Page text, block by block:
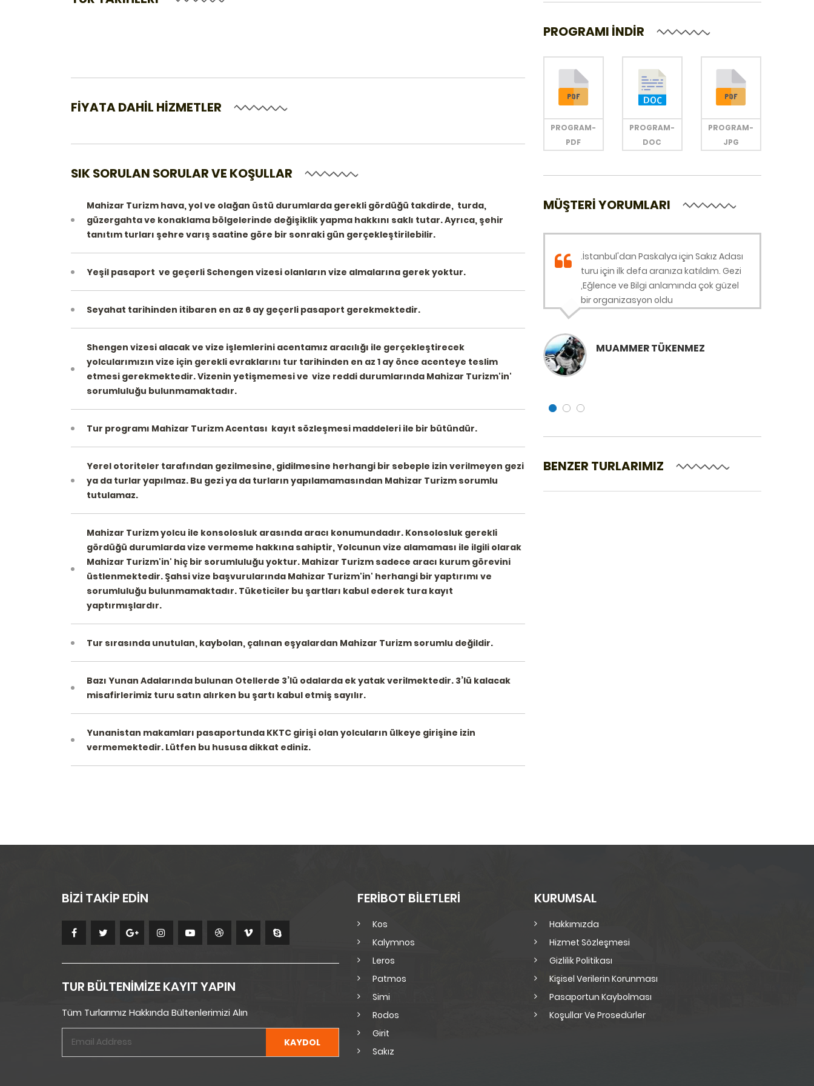
FİYATA DAHİL HİZMETLER
SIK SORULAN SORULAR VE KOŞULLAR
Mahizar Turizm hava, yol ve olağan üstü durumlarda gerekli gördüğü takdirde, turda,
güzergahta ve konaklama bölgelerinde değişiklik yapma hakkını saklı tutar. Ayrıca, şehir
tanıtım turları şehre varış saatine göre bir sonraki gün gerçekleştirilebilir.
Yeşil pasaport ve geçerli Schengen vizesi olanların vize almalarına gerek yoktur.
Seyahat tarihinden itibaren en az 6 ay geçerli pasaport gerekmektedir.
Shengen vizesi alacak ve vize işlemlerini acentamız aracılığı ile gerçekleştirecek
yolcularımızın vize için gerekli evraklarını tur tarihinden en az 1 ay önce acenteye teslim
etmesi gerekmektedir. Vizenin yetişmemesi ve vize reddi durumlarında Mahizar Turizm'in'
sorumluluğu bulunmamaktadır.
Tur programı Mahizar Turizm Acentası kayıt sözleşmesi maddeleri ile bir bütündür.
Yerel otoriteler tarafından gezilmesine, gidilmesine herhangi bir sebeple izin verilmeyen gezi
ya da turlar yapılmaz. Bu gezi ya da turların yapılamamasından Mahizar Turizm sorumlu
tutulamaz.
Mahizar Turizm yolcu ile konsolosluk arasında aracı konumundadır. Konsolosluk gerekli
gördüğü durumlarda vize vermeme hakkına sahiptir, Yolcunun vize alamaması ile ilgili olarak
Mahizar Turizm'in' hiç bir sorumluluğu yoktur. Mahizar Turizm sadece aracı kurum görevini
üstlenmektedir. Şahsi vize başvurularında Mahizar Turizm'in' herhangi bir yaptırımı ve
sorumluluğu bulunmamaktadır. Tüketiciler bu şartları kabul ederek tura kayıt
yaptırmışlardır.
Tur sırasında unutulan, kaybolan, çalınan eşyalardan Mahizar Turizm sorumlu değildir.
Bazı Yunan Adalarında bulunan Otellerde 3’lü odalarda ek yatak verilmektedir. 3’lü kalacak
misafirlerimiz turu satın alırken bu şartı kabul etmiş sayılır.
Yunanistan makamları pasaportunda KKTC girişi olan yolcuların ülkeye girişine izin
vermemektedir. Lütfen bu hususa dikkat ediniz.
PROGRAMI İNDİR
PROGRAM-
PDF
PROGRAM-
DOC
PROGRAM-
JPG
MÜŞTERİ YORUMLARI
şimdiye kadar gittiğim turlar içinde en
mükemmel turlarımı yaptım.
mükemmel
NEVIN BÖBREK YALNIZCIK
Katıldığım bütün gezilerden son
derece memnun ayrıldığım Mahizar
SERMIN UYSAL
.İstanbul'dan Paskalya için Sakız Adası
turu için ilk defa aranıza katıldım. Gezi
,Eğlence ve Bilgi anlamında çok güzel
bir organizasyon oldu
MUAMMER TÜKENMEZ
BENZER TURLARIMIZ
BİZİ TAKİP EDİN
TUR BÜLTENİMİZE KAYIT YAPIN
Tüm Turlarımız Hakkında Bültenlerimizi Alın
KAYDOL
FERİBOT BİLETLERİ
Kos
Kalymnos
Leros
Patmos
Simi
Rodos
Girit
Sakız
KURUMSAL
Hakkımızda
Hizmet Sözleşmesi
Gizlilik Politikası
Kişisel Verilerin Korunması
Pasaportun Kaybolması
Koşullar Ve Prosedürler